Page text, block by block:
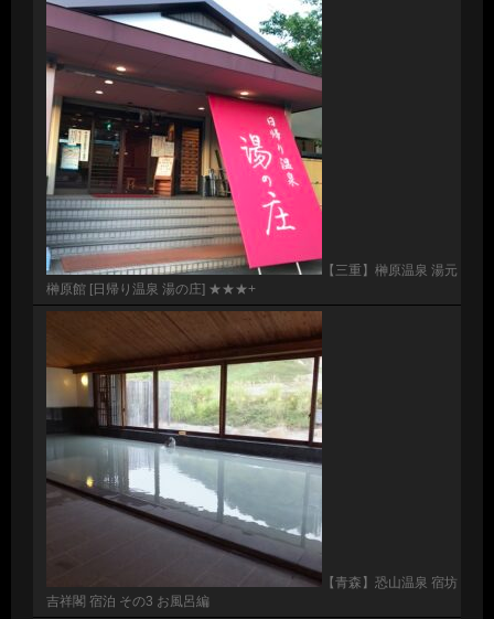
【三重】榊原温泉 湯元
榊原館 [日帰り温泉 湯の庄] ★★★+
【青森】恐山温泉 宿坊
吉祥閣 宿泊 その3 お風呂編